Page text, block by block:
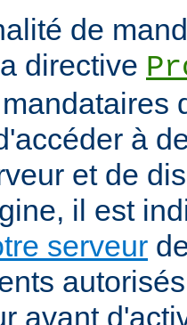
de
directive
à
et de
il est
serveur
avant